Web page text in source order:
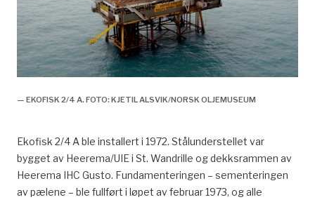
— EKOFISK 2/4 A. FOTO: KJETIL ALSVIK/NORSK OLJEMUSEUM
Ekofisk 2/4 A ble installert i 1972. Stålunderstellet var
bygget av Heerema/UIE i St. Wandrille og dekksrammen av
Heerema IHC Gusto. Fundamenteringen – sementeringen
av pælene – ble fullført i løpet av februar 1973, og alle